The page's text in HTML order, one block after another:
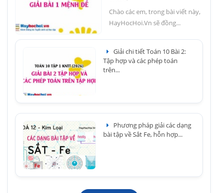
Chào các em, trong bài viết này,
HayHocHoi.Vn sẽ đồng...
Giải chi tiết Toán 10 Bài 2:
Tập hợp và các phép toán
trên...
Phương pháp giải các dạng
bài tập về Sắt Fe, hỗn hợp...